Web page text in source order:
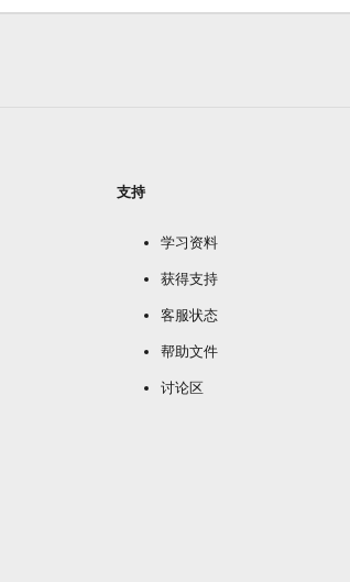
支持
学习资料
获得支持
客服状态
帮助文件
讨论区